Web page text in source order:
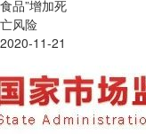
食品”增加死
亡风险
2020-11-21